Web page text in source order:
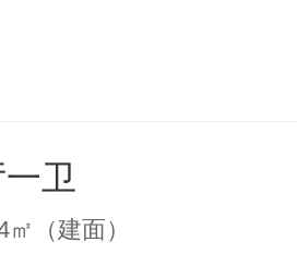
卫
（建面）